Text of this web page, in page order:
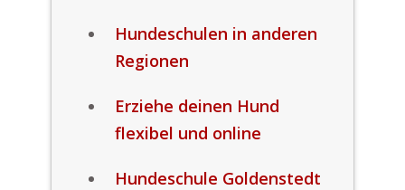
Hundeschulen in anderen
Regionen
Erziehe deinen Hund
flexibel und online
Hundeschule Goldenstedt